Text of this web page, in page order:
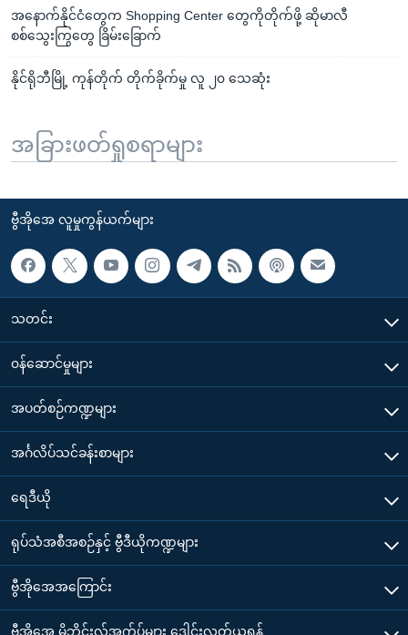
အနောက်နိုင်ငံတွေက Shopping Center တွေကိုတိုက်ဖို့ ဆိုမာလီ
စစ်သွေးကြွတွေ ခြိမ်းခြောက်
နိုင်ရိုဘီမြို့ ကုန်တိုက် တိုက်ခိုက်မှု လူ ၂၀ သေဆုံး
အခြားဖတ်ရှုစရာများ
ဗွီအိုအေ လူမှုကွန်ယက်များ
သတင်း
၀န်ဆောင်မှုများ
အပတ်စဉ်ကဏ္ဍများ
အင်္ဂလိပ်သင်ခန်းစာများ
ရေဒီယို
ရုပ်သံအစီအစဉ်နှင့် ဗွီဒီယိုကဏ္ဍများ
ဗွီအိုအေအကြောင်း
ဗွီအိုအေ မိုဘိုင်းလ်အက်ပ်များ ဒေါင်းလုတ်ယူရန်